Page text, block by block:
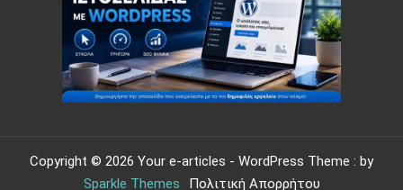
Copyright © 2026 Your e-articles - WordPress Theme : by
Sparkle Themes
Πολιτική Απορρήτου